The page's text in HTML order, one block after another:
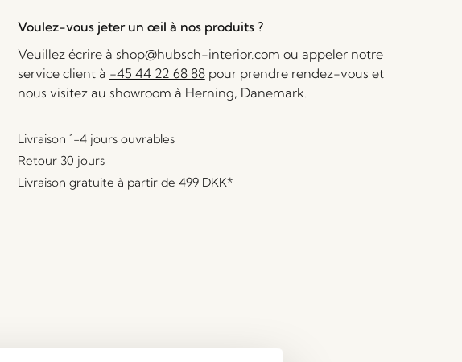
Voulez-vous jeter un œil à nos produits ?
Veuillez écrire à shop@hubsch-interior.com ou appeler notre
service client à +45 44 22 68 88pour prendre rendez-vous et
nous visitez au showroom à Herning, Danemark.
Livraison 1-4 jours ouvrables
Retour 30 jours
Livraison gratuite à partir de 499 DKK*